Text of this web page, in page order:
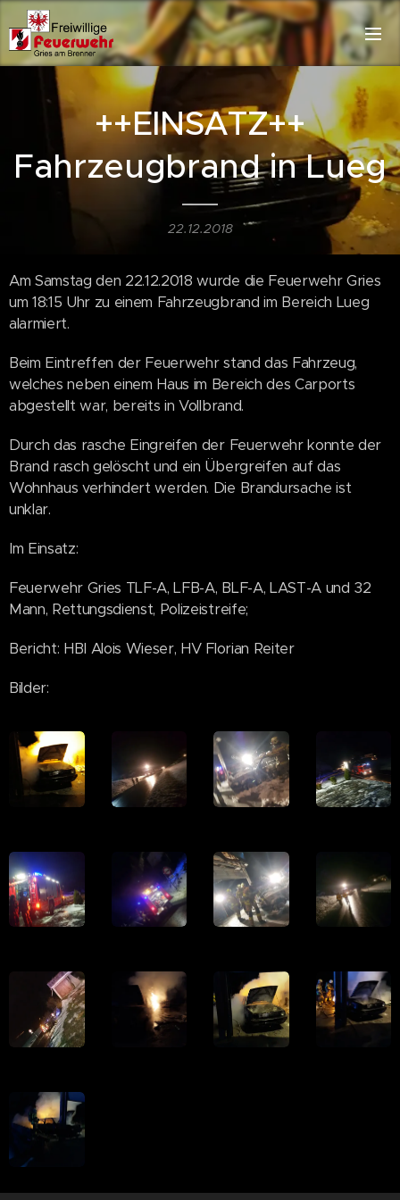
++EINSATZ++
Fahrzeugbrand in Lueg
22.12.2018
Am Samstag den 22.12.2018 wurde die Feuerwehr Gries
um 18:15 Uhr zu einem Fahrzeugbrand im Bereich Lueg
alarmiert.
Beim Eintreffen der Feuerwehr stand das Fahrzeug,
welches neben einem Haus im Bereich des Carports
abgestellt war, bereits in Vollbrand.
Durch das rasche Eingreifen der Feuerwehr konnte der
Brand rasch gelöscht und ein Übergreifen auf das
Wohnhaus verhindert werden. Die Brandursache ist
unklar.
Im Einsatz:
Feuerwehr Gries TLF-A, LFB-A, BLF-A, LAST-A und 32
Mann, Rettungsdienst, Polizeistreife;
Bericht: HBI Alois Wieser, HV Florian Reiter
Bilder: